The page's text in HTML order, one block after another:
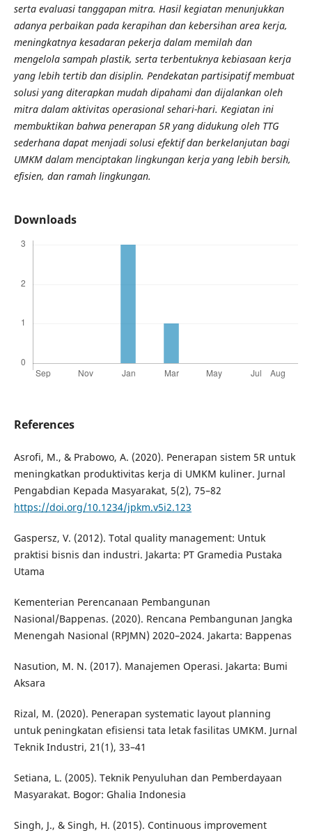
serta evaluasi tanggapan mitra. Hasil kegiatan menunjukkan
adanya perbaikan pada kerapihan dan kebersihan area kerja,
meningkatnya kesadaran pekerja dalam memilah dan
mengelola sampah plastik, serta terbentuknya kebiasaan kerja
yang lebih tertib dan disiplin. Pendekatan partisipatif membuat
solusi yang diterapkan mudah dipahami dan dijalankan oleh
mitra dalam aktivitas operasional sehari-hari. Kegiatan ini
membuktikan bahwa penerapan 5R yang didukung oleh TTG
sederhana dapat menjadi solusi efektif dan berkelanjutan bagi
UMKM dalam menciptakan lingkungan kerja yang lebih bersih,
efisien, dan ramah lingkungan.
Downloads
References
Asrofi, M., & Prabowo, A. (2020). Penerapan sistem 5R untuk
meningkatkan produktivitas kerja di UMKM kuliner. Jurnal
Pengabdian Kepada Masyarakat, 5(2), 75–82
https://doi.org/10.1234/jpkm.v5i2.123
Gaspersz, V. (2012). Total quality management: Untuk
praktisi bisnis dan industri. Jakarta: PT Gramedia Pustaka
Utama
Kementerian Perencanaan Pembangunan
Nasional/Bappenas. (2020). Rencana Pembangunan Jangka
Menengah Nasional (RPJMN) 2020–2024. Jakarta: Bappenas
Nasution, M. N. (2017). Manajemen Operasi. Jakarta: Bumi
Aksara
Rizal, M. (2020). Penerapan systematic layout planning
untuk peningkatan efisiensi tata letak fasilitas UMKM. Jurnal
Teknik Industri, 21(1), 33–41
Setiana, L. (2005). Teknik Penyuluhan dan Pemberdayaan
Masyarakat. Bogor: Ghalia Indonesia
Singh, J., & Singh, H. (2015). Continuous improvement